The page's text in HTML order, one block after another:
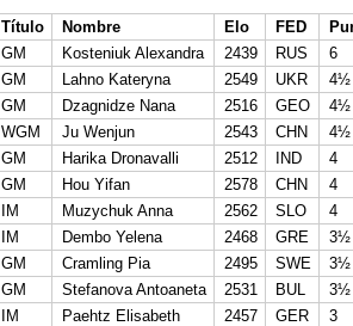
Título Nombre Elo FED
GM Kosteniuk Alexandra 2439 RUS
6
GM Lahno Kateryna 2549 UKR
4½
GM Dzagnidze Nana 2516 GEO
4½
WGM Ju Wenjun 2543 CHN
4½
GM Harika Dronavalli 2512 IND
4
GM Hou Yifan 2578 CHN
4
IM Muzychuk Anna 2562 SLO
4
IM Dembo Yelena 2468 GRE
3½
GM Cramling Pia 2495 SWE
3½
GM Stefanova Antoaneta 2531 BUL
3½
IM Paehtz Elisabeth 2457 GER
3